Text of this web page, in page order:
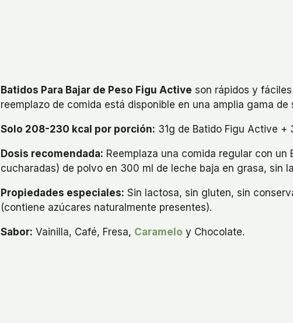
Batidos Para Bajar de Peso Figu Active son rápidos y
reemplazo de comida está disponible en una amplia gama de
Solo 208-230 kcal por porción: 31g de Batido Figu Active +
Dosis recomendada: Reemplaza una comida regular con un
cucharadas) de polvo en 300 ml de leche baja en grasa, sin
Propiedades especiales: Sin lactosa, sin gluten, sin
(contiene azúcares naturalmente presentes).
Sabor: Vainilla, Café, Fresa, Caramelo y Chocolate.